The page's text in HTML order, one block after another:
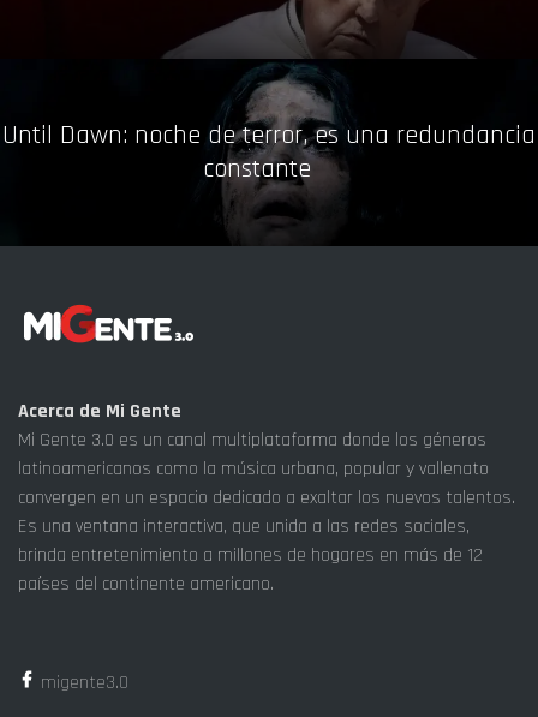
Until Dawn: noche de terror, es una redundancia
constante
Acerca de Mi Gente
Mi Gente 3.0 es un canal multiplataforma donde los géneros
latinoamericanos como la música urbana, popular y vallenato
convergen en un espacio dedicado a exaltar los nuevos talentos.
Es una ventana interactiva, que unida a las redes sociales,
brinda entretenimiento a millones de hogares en más de 12
países del continente americano.
migente3.0